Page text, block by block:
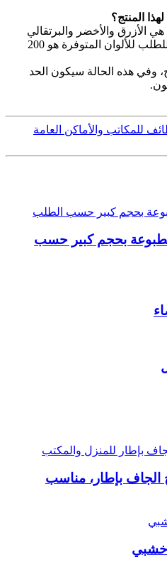
المنتج؟
الأزرق والأخضر والبرتقالي
والأزرق السماوي. الحد الأدنى للطلب للألوان المتوفرة هو 200
وفي هذه الحالة سيكون الحد
للمكاتب والأماكن العامة
بحجم كبير حسب
الجاف بإطار، مناسب
خشبي